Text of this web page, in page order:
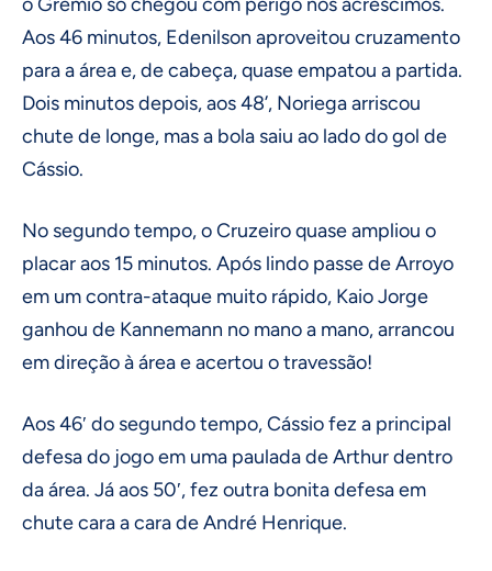
Aos 46 minutos, Edenilson aproveitou cruzamento
para a área e, de cabeça, quase empatou a partida.
Dois minutos depois, aos 48’, Noriega arriscou
chute de longe, mas a bola saiu ao lado do gol de
Cássio.
No segundo tempo, o Cruzeiro quase ampliou o
placar aos 15 minutos. Após lindo passe de Arroyo
em um contra-ataque muito rápido, Kaio Jorge
ganhou de Kannemann no mano a mano, arrancou
em direção à área e acertou o travessão!
Aos 46′ do segundo tempo, Cássio fez a principal
defesa do jogo em uma paulada de Arthur dentro
da área. Já aos 50′, fez outra bonita defesa em
chute cara a cara de André Henrique.